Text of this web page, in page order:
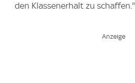
den Klassenerhalt zu schaffen."